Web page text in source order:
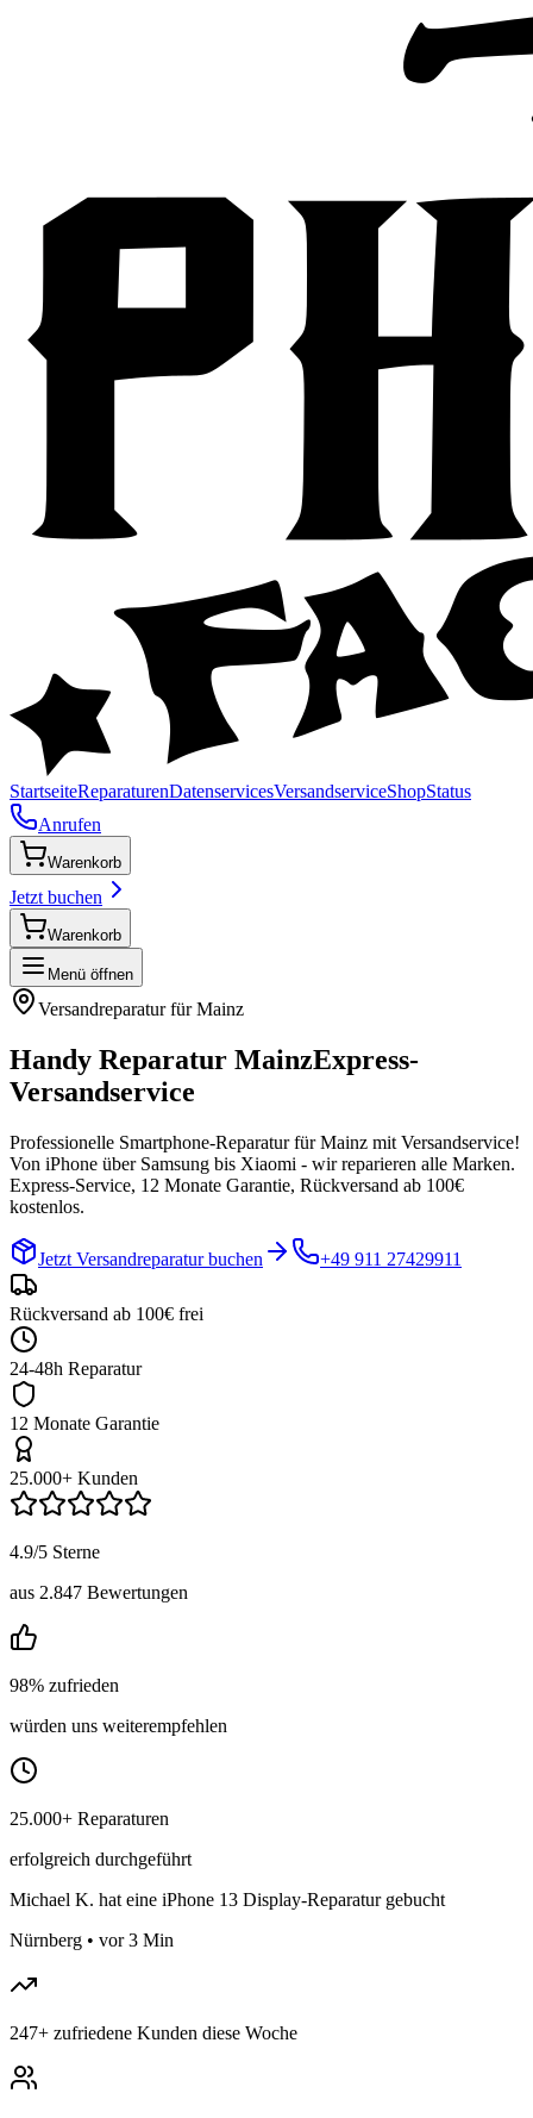
StartseiteReparaturenDatenservicesVersandserviceShopStatus
Anrufen
Warenkorb
Jetzt buchen
Warenkorb
Menü öffnen
Versandreparatur fürMainz
Handy Reparatur MainzExpress-
Versandservice
Professionelle Smartphone-Reparatur fürMainz mit Versandservice!
Von iPhone über Samsung bis Xiaomi - wir reparieren alle Marken.
Express-Service, 12 Monate Garantie, Rückversand ab 100€
kostenlos.
Jetzt Versandreparatur buchen +49 911 27429911
Rückversand ab 100€ frei
24-48h Reparatur
12 Monate Garantie
25.000+ Kunden
4.9/5 Sterne
aus 2.847 Bewertungen
98% zufrieden
würden uns weiterempfehlen
25.000+ Reparaturen
erfolgreich durchgeführt
Michael K. hat eine iPhone 13 Display-Reparatur gebucht
Nürnberg • vor 3 Min
247+ zufriedene Kunden diese Woche